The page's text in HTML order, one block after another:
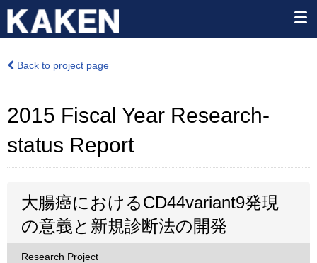
Back to project page
2015 Fiscal Year Research-
status Report
大腸癌におけるCD44variant9発現
の意義と新規診断法の開発
Research Project